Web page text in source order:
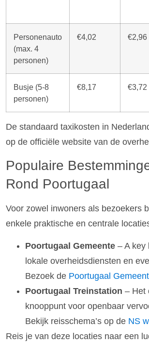
Personenauto
(max. 4
personen)
€4,02 €2,96
Busje (5-8
personen)
€8,17 €3,72
De standaard taxikosten in
op de officiële website van de
Populaire
Rond Poortugaal
Voor zowel inwoners als bezoekers
enkele praktische en centrale
Poortugaal Gemeente – A key
lokale overheidsdiensten en
Bezoek de Poortugaal
Poortugaal Treinstation – Het
knooppunt voor openbaar
Bekijk reisschema’s op de NS
Reis je van deze locaties naar een